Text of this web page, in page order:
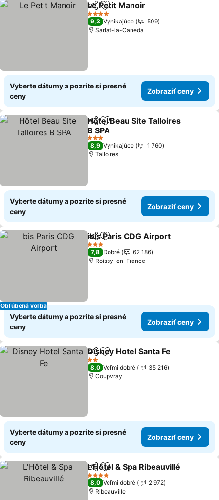
ZdieľaťPridať do obľúbených
Le Petit Manoir
4 Počet hviezdičiek
9,3 Vynikajúce
509
Sarlat-la-Caneda
Vyberte dátumy a pozrite si presné
ceny
Zobraziť ceny
ZdieľaťPridať do obľúbených
Hôtel Beau Site Talloires
B SPA
Zobraziť ceny
3 Počet hviezdičiek
8,9 Vynikajúce
1 760
Talloires
Vyberte dátumy a pozrite si presné
ceny
Zobraziť ceny
Obľúbená voľba
ZdieľaťPridať do obľúbených
ibis Paris CDG Airport
3 Počet hviezdičiek
7,8 Dobré
62 186
Roissy-en-France
Vyberte dátumy a pozrite si presné
ceny
Zobraziť ceny
ZdieľaťPridať do obľúbených
Disney Hotel Santa Fe
2 Počet hviezdičiek
8,0 Veľmi dobré
35 216
Coupvray
Vyberte dátumy a pozrite si presné
ceny
Zobraziť ceny
ZdieľaťPridať do obľúbených
L'Hôtel & Spa Ribeauvillé
4 Počet hviezdičiek
8,0 Veľmi dobré
2 972
Ribeauville